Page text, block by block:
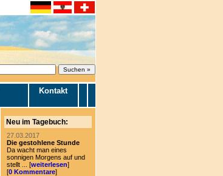
Kontakt
Neu im Tagebuch:
27.03.2017
Die gestohlene Stunde
Da wacht man eines
sonnigen Morgens auf und
stellt ... [weiterlesen]
[0 Kommentare]